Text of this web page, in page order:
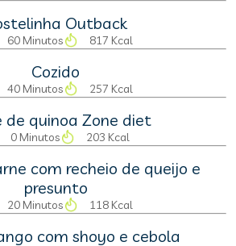
Outback
60 Minutos 817 Kcal
Cozido
40 Minutos 257 Kcal
de quinoa Zone diet
0 Minutos 203 Kcal
com recheio de queijo e
presunto
20 Minutos 118 Kcal
com shoyo e cebola